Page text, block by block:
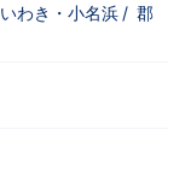
いわき・小名浜 / 郡